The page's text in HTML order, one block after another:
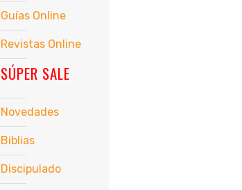
Guías Online
Revistas Online
SÚPER SALE
Novedades
Biblias
Discipulado